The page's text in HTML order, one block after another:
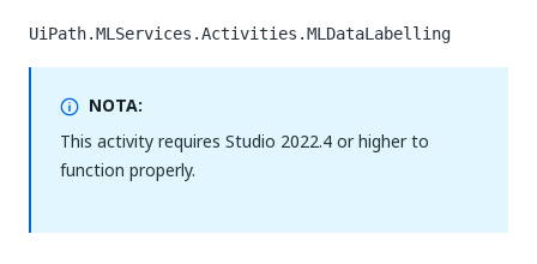
UiPath.MLServices.Activities.MLDataLabelling
NOTA:
This activity requires Studio 2022.4 or higher to
function properly.